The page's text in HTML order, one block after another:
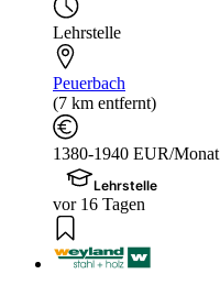
Lehrstelle
Peuerbach
(7 km entfernt)
1380-1940 EUR/Monat
Lehrstelle
vor 16 Tagen